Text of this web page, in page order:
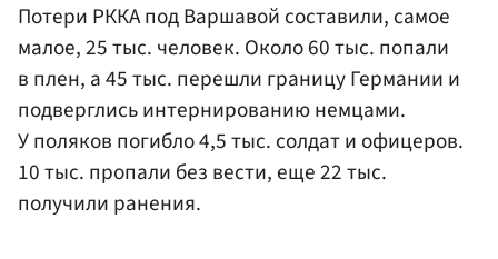
Потери РККА под Варшавой составили, самое
малое, 25 тыс. человек. Около 60 тыс. попали
в плен, а 45 тыс. перешли границу Германии и
подверглись интернированию немцами.
У поляков погибло 4,5 тыс. солдат и офицеров.
10 тыс. пропали без вести, еще 22 тыс.
получили ранения.